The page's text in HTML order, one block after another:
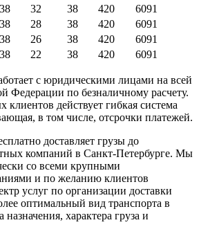
38 32 38 420
6091
38 28 38 420
6091
38 26 38 420
6091
38 22 38 420 6091
с юридическими лицами на всей
Федерации по безналичному расчету.
действует гибкая система
в том числе, отсрочки платежей.
доставляет грузы до
компаний в Санкт-Петербурге. Мы
со всеми крупными
и по желанию клиентов
услуг по организации доставки
оптимальный вид транспорта в
характера груза и